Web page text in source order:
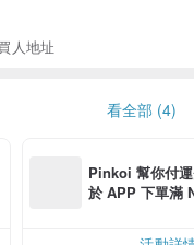
人地址
看全部 (4)
Pinkoi 幫你付
於 APP 下單滿